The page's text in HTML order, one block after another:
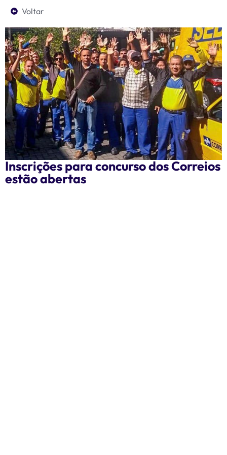
Voltar
Inscrições para concurso dos Correios
estão abertas